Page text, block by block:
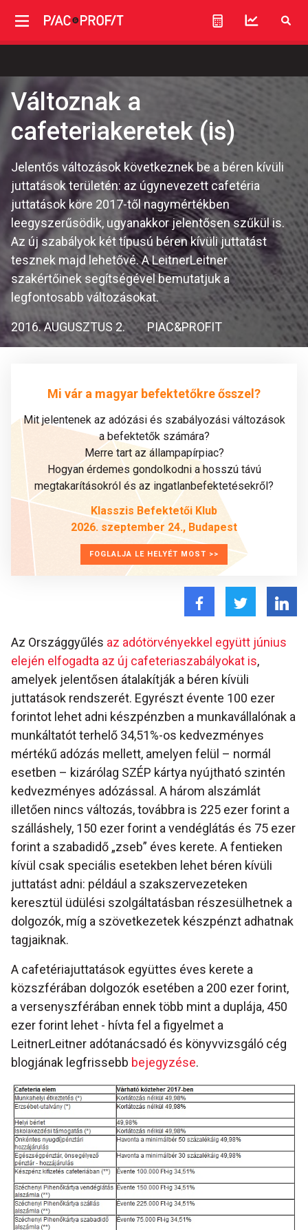
Változnak a
cafeteriakeretek (is)
Jelentős változások következnek be a béren kívüli
juttatások területén: az úgynevezett cafetéria
juttatások köre 2017-től nagymértékben
leegyszerűsödik, ugyanakkor jelentősen szűkül is.
Az új szabályok két típusú béren kívüli juttatást
tesznek majd lehetővé. A LeitnerLeitner
szakértőinek segítségével bemutatjuk a
legfontosabb változásokat.
2016. AUGUSZTUS 2. PIAC&PROFIT
Mi vár a magyar befektetőkre ősszel?
Mit jelentenek az adózási és szabályozási változások
a befektetők számára?
Merre tart az állampapírpiac?
Hogyan érdemes gondolkodni a hosszú távú
megtakarításokról és az ingatlanbefektetésekről?
Klasszis Befektetői Klub
2026. szeptember 24., Budapest
FOGLALJA LE HELYÉT MOST >>
Az Országgyűlés az adótörvényekkel együtt június
elején elfogadta az új cafeteriaszabályokat is,
amelyek jelentősen átalakítják a béren kívüli
juttatások rendszerét. Egyrészt évente 100 ezer
forintot lehet adni készpénzben a munkavállalónak a
munkáltatót terhelő 34,51%-os kedvezményes
mértékű adózás mellett, amelyen felül – normál
esetben – kizárólag SZÉP kártya nyújtható szintén
kedvezményes adózással. A három alszámlát
illetően nincs változás, továbbra is 225 ezer forint a
szálláshely, 150 ezer forint a vendéglátás és 75 ezer
forint a szabadidő „zseb” éves kerete. A fentieken
kívül csak speciális esetekben lehet béren kívüli
juttatást adni: például a szakszervezeteken
keresztül üdülési szolgáltatásban részesülhetnek a
dolgozók, míg a szövetkezetek készpénzt adhatnak
tagjaiknak.
A cafetériajuttatások együttes éves kerete a
közszférában dolgozók esetében a 200 ezer forint,
a versenyszférában ennek több mint a duplája, 450
ezer forint lehet - hívta fel a figyelmet a
LeitnerLeitner adótanácsadó és könyvvizsgáló cég
blogjának legfrissebb bejegyzése.